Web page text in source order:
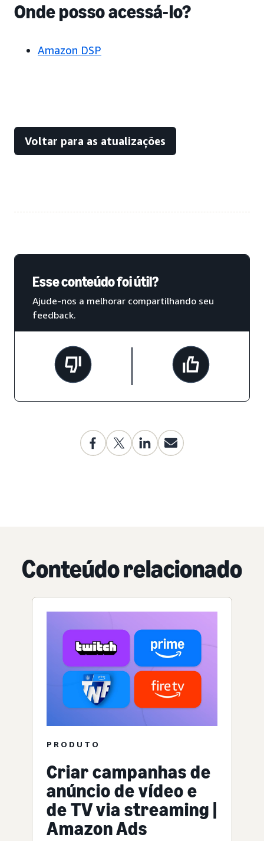
Onde posso acessá-lo?
Amazon DSP
Voltar para as atualizações
Esse conteúdo foi útil?
Ajude-nos a melhorar compartilhando seu
feedback.
Conteúdo relacionado
PRODUTO
Criar campanhas de
anúncio de vídeo e
de TV via streaming |
Amazon Ads